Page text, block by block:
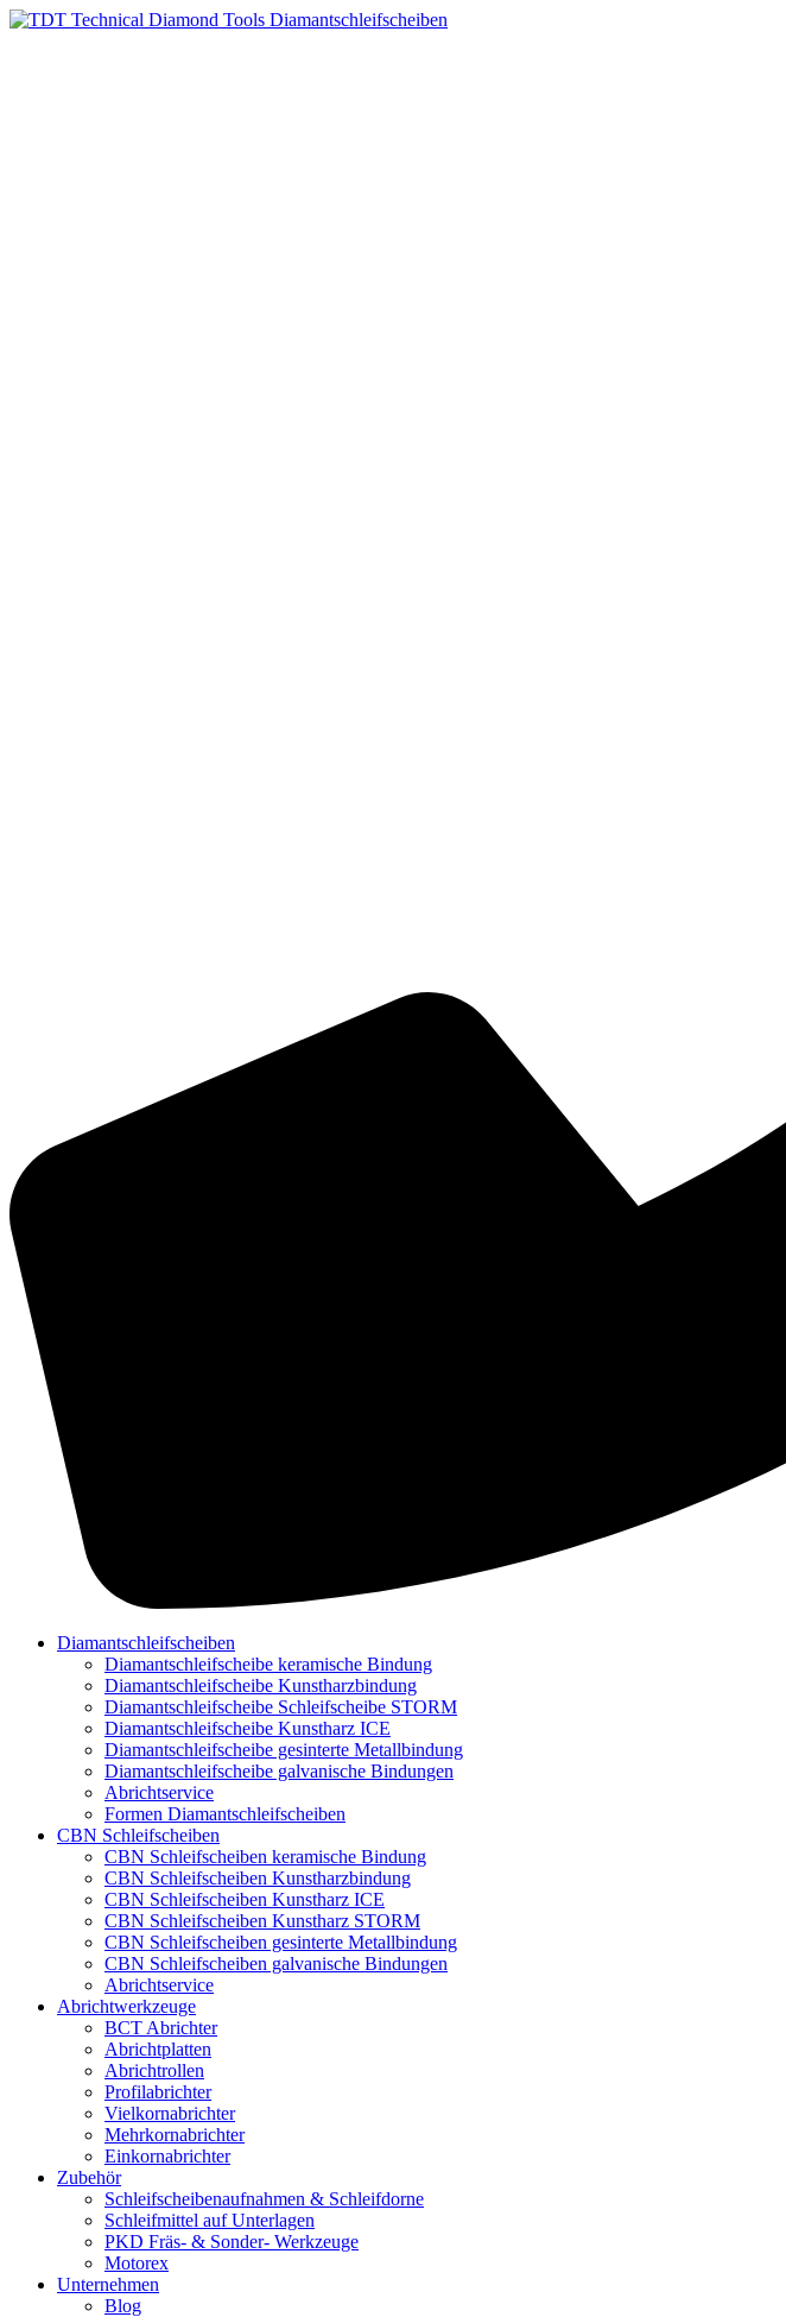
Diamantschleifscheiben
Diamantschleifscheibe keramische Bindung
Diamantschleifscheibe Kunstharzbindung
Diamantschleifscheibe Schleifscheibe STORM
Diamantschleifscheibe Kunstharz ICE
Diamantschleifscheibe gesinterte Metallbindung
Diamantschleifscheibe galvanische Bindungen
Abrichtservice
Formen Diamantschleifscheiben
CBN Schleifscheiben
CBN Schleifscheiben keramische Bindung
CBN Schleifscheiben Kunstharzbindung
CBN Schleifscheiben Kunstharz ICE
CBN Schleifscheiben Kunstharz STORM
CBN Schleifscheiben gesinterte Metallbindung
CBN Schleifscheiben galvanische Bindungen
Abrichtservice
Abrichtwerkzeuge
BCT Abrichter
Abrichtplatten
Abrichtrollen
Profilabrichter
Vielkornabrichter
Mehrkornabrichter
Einkornabrichter
Zubehör
Schleifscheibenaufnahmen & Schleifdorne
Schleifmittel auf Unterlagen
PKD Fräs- & Sonder- Werkzeuge
Motorex
Unternehmen
Blog